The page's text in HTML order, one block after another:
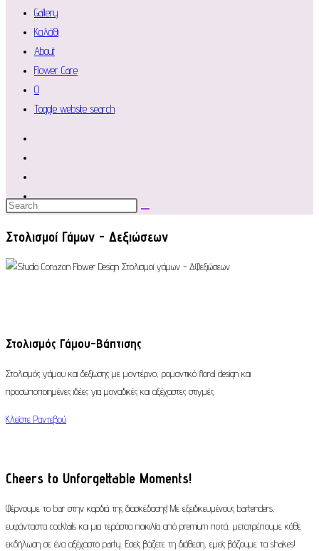
Gallery
Καλάθι
About
Flower Care
0
Toggle website search
Στολισμοί Γάμων - Δεξιώσεων
Στολισμός Γάμου-Βάπτισης
Στολισμός γάμου και δεξίωσης με μοντέρνο, ρομαντικό floral design και
προσωποποιημένες ιδέες για μοναδικές και αξέχαστες στιγμές.
Κλείστε Ραντεβού
Cheers to Unforgettable Moments!
Φέρνουμε το bar στην καρδιά της διασκέδασης! Με εξειδικευμένους bartenders,
ευφάνταστα cocktails και μια τεράστια ποικιλία από premium ποτά, μετατρέπουμε κάθε
εκδήλωση σε ένα αξέχαστο party. Εσείς βάζετε τη διάθεση, εμείς βάζουμε τα shakes!